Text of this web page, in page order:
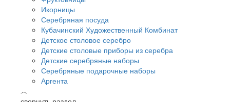
Икорницы
Серебряная посуда
Кубачинский Художественный Комбинат
Детское столовое серебро
Детские столовые приборы из серебра
Детские серебряные наборы
Серебряные подарочные наборы
Аргента
︿